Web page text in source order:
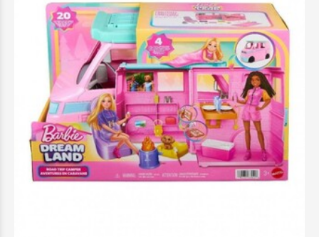
Barbie Dream Land Road Trip Τροχόσπιτο